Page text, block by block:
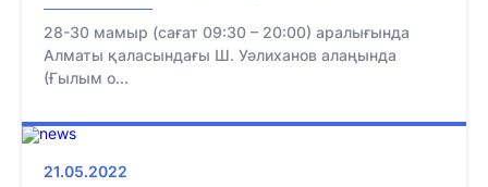
28-30 мамыр (сағат 09:30 – 20:00) аралығында
Алматы қаласындағы Ш. Уәлиханов алаңында
(Ғылым о...
21.05.2022